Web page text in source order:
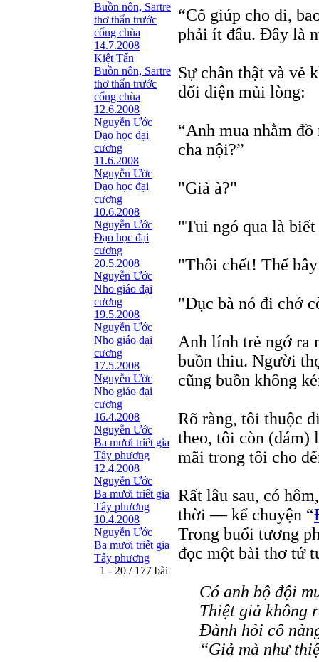
Buồn nôn, Sartre
thơ thẩn trước
cổng chùa
14.7.2008
Kiệt Tấn
Buồn nôn, Sartre
thơ thẩn trước
cổng chùa
12.6.2008
Nguyễn Ước
Ðạo học đại
cương
11.6.2008
Nguyễn Ước
Ðạo học đại
cương
10.6.2008
Nguyễn Ước
Ðạo học đại
cương
20.5.2008
Nguyễn Ước
Nho giáo đại
cương
19.5.2008
Nguyễn Ước
Nho giáo đại
cương
17.5.2008
Nguyễn Ước
Nho giáo đại
cương
16.4.2008
Nguyễn Ước
Ba mươi triết gia
Tây phương
12.4.2008
Nguyễn Ước
Ba mươi triết gia
Tây phương
10.4.2008
Nguyễn Ước
Ba mươi triết gia
Tây phương
1 - 20 / 177 bài
“Cố giúp cho đi,
phải ít đâu. Đây là
Sự chân thật và vẻ
đối diện mủi lòng:
“Anh mua nhằm
cha nội?”
"Giả à?"
"Tui ngó qua là
"Thôi chết! Thế
"Dục bà nó đi chớ
Anh lính trẻ ngớ ra
buồn thiu. Người
cũng buồn không
Rõ ràng, tôi thuộc
theo, tôi còn (dám)
mãi trong tôi cho
Rất lâu sau, có
thời — kể chuyện “
Trong buổi tương
đọc một bài thơ tứ
Có anh bộ đội
Thiệt giả không
Đành hỏi cô
“Giả mà như